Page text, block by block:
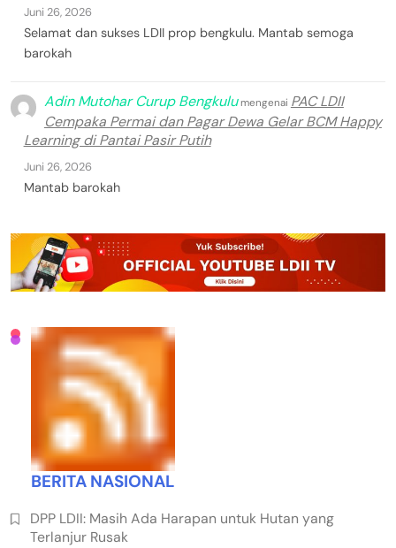
Juni 26, 2026
Selamat dan sukses LDII prop bengkulu. Mantab semoga
barokah
Adin Mutohar Curup Bengkulumengenai PAC LDII
Cempaka Permai dan Pagar Dewa Gelar BCM Happy
Learning di Pantai Pasir Putih
Juni 26, 2026
Mantab barokah
BERITA NASIONAL
DPP LDII: Masih Ada Harapan untuk Hutan yang
Terlanjur Rusak